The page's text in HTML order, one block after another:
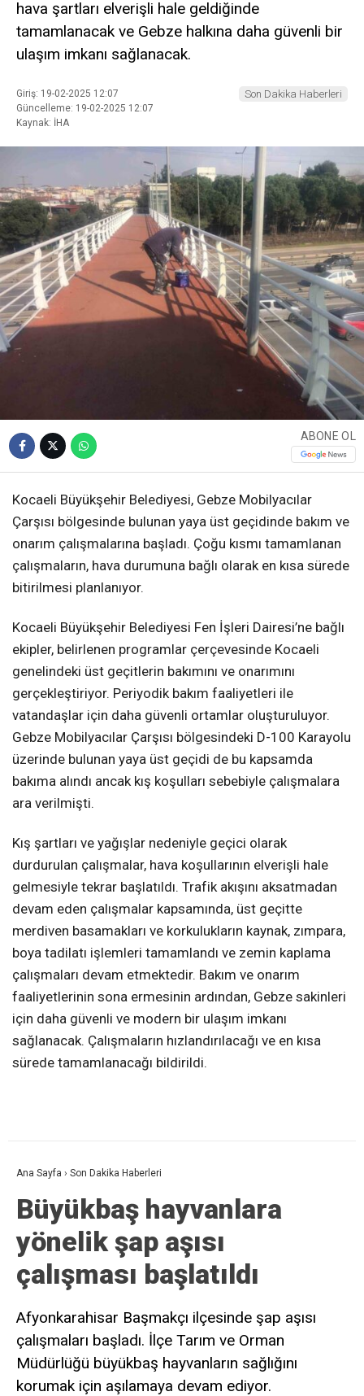
hava şartları elverişli hale geldiğinde
tamamlanacak ve Gebze halkına daha güvenli bir
ulaşım imkanı sağlanacak.
Giriş: 19-02-2025 12:07
Güncelleme: 19-02-2025 12:07
Kaynak: İHA
Son Dakika Haberleri
ABONE OL
Kocaeli Büyükşehir Belediyesi, Gebze Mobilyacılar
Çarşısı bölgesinde bulunan yaya üst geçidinde bakım ve
onarım çalışmalarına başladı. Çoğu kısmı tamamlanan
çalışmaların, hava durumuna bağlı olarak en kısa sürede
bitirilmesi planlanıyor.
Kocaeli Büyükşehir Belediyesi Fen İşleri Dairesi’ne bağlı
ekipler, belirlenen programlar çerçevesinde Kocaeli
genelindeki üst geçitlerin bakımını ve onarımını
gerçekleştiriyor. Periyodik bakım faaliyetleri ile
vatandaşlar için daha güvenli ortamlar oluşturuluyor.
Gebze Mobilyacılar Çarşısı bölgesindeki D-100 Karayolu
üzerinde bulunan yaya üst geçidi de bu kapsamda
bakıma alındı ancak kış koşulları sebebiyle çalışmalara
ara verilmişti.
Kış şartları ve yağışlar nedeniyle geçici olarak
durdurulan çalışmalar, hava koşullarının elverişli hale
gelmesiyle tekrar başlatıldı. Trafik akışını aksatmadan
devam eden çalışmalar kapsamında, üst geçitte
merdiven basamakları ve korkulukların kaynak, zımpara,
boya tadilatı işlemleri tamamlandı ve zemin kaplama
çalışmaları devam etmektedir. Bakım ve onarım
faaliyetlerinin sona ermesinin ardından, Gebze sakinleri
için daha güvenli ve modern bir ulaşım imkanı
sağlanacak. Çalışmaların hızlandırılacağı ve en kısa
sürede tamamlanacağı bildirildi.
Ana Sayfa › Son Dakika Haberleri
Büyükbaş hayvanlara
yönelik şap aşısı
çalışması başlatıldı
Afyonkarahisar Başmakçı ilçesinde şap aşısı
çalışmaları başladı. İlçe Tarım ve Orman
Müdürlüğü büyükbaş hayvanların sağlığını
korumak için aşılamaya devam ediyor.